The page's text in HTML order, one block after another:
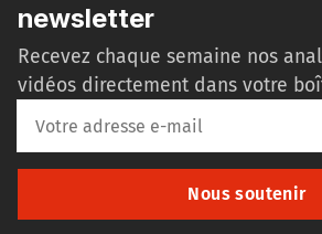
newsletter
Recevez chaque semaine nos
vidéos directement dans votre
Nous soutenir